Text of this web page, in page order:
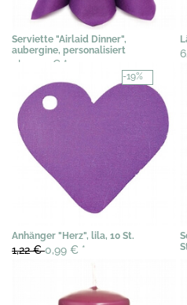
Serviette "Airlaid Dinner",
aubergine, personalisiert
ab 0,72 € *
-19%
Anhänger "Herz", lila, 10 St.
1,22 €0,99 € *